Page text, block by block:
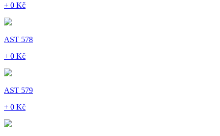
+ 0 Kč
AST 578
+ 0 Kč
AST 579
+ 0 Kč